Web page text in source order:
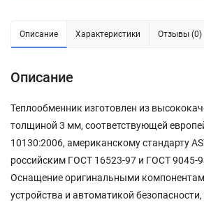
Описание Характеристики Отзывы (0)
Описание
Теплообменник изготовлен из
толщиной 3 мм, соответствующей
10130:2006, американскому стандарту
российским ГОСТ 16523-97 и ГОСТ 9045-
Оснащение оригинальными
устройства и автоматикой